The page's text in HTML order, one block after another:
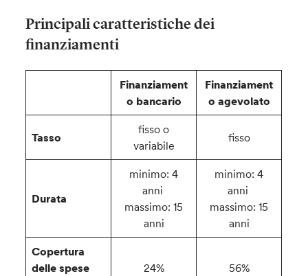
Principali caratteristiche dei
finanziamenti
Finanziament
o bancario
Finanziament
o agevolato
Tasso
fisso o
variabile
fisso
Durata
minimo: 4
anni
massimo: 15
anni
minimo: 4
anni
massimo: 15
anni
Copertura
delle spese
24% 56%